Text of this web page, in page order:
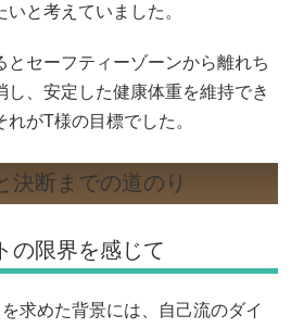
と考えていました。
とセーフティーゾーンから離れち
し、安定した健康体重を維持でき
がT様の目標でした。
決断までの道のり
の限界を感じて
求めた背景には、自己流のダイ